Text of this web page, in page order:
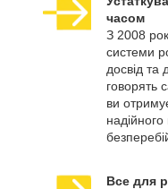
часом
З 2008
системи
досвід та
говорять
ви
Все для